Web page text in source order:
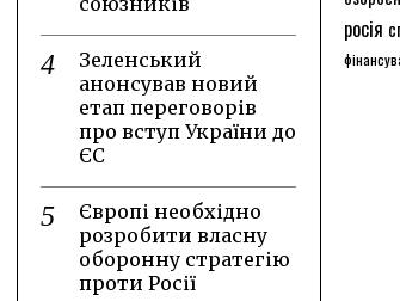
Зеленський
анонсував новий
етап переговорів
про вступ України до
ЄС
Європі необхідно
розробити власну
оборонну стратегію
проти Росії
росія